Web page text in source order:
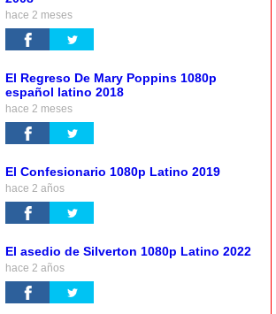
hace 2 meses
El Regreso De Mary Poppins 1080p
español latino 2018
hace 2 meses
El Confesionario 1080p Latino 2019
hace 2 años
El asedio de Silverton 1080p Latino 2022
hace 2 años